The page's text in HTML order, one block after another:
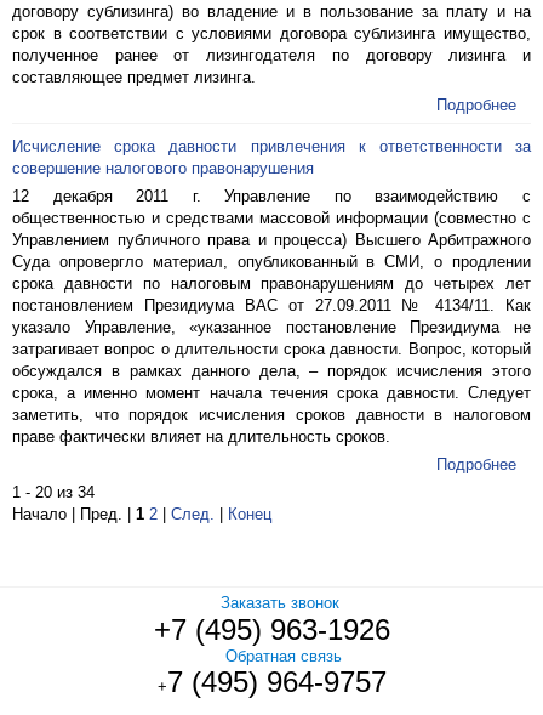
договору сублизинга) во владение и в пользование за плату и на
срок в соответствии с условиями договора сублизинга имущество,
полученное ранее от лизингодателя по договору лизинга и
составляющее предмет лизинга.
Подробнее
Исчисление срока давности привлечения к ответственности за
совершение налогового правонарушения
12 декабря 2011 г. Управление по взаимодействию с
общественностью и средствами массовой информации (совместно с
Управлением публичного права и процесса) Высшего Арбитражного
Суда опровергло материал, опубликованный в СМИ, о продлении
срока давности по налоговым правонарушениям до четырех лет
постановлением Президиума ВАС от 27.09.2011 № 4134/11. Как
указало Управление, «указанное постановление Президиума не
затрагивает вопрос о длительности срока давности. Вопрос, который
обсуждался в рамках данного дела, – порядок исчисления этого
срока, а именно момент начала течения срока давности. Следует
заметить, что порядок исчисления сроков давности в налоговом
праве фактически влияет на длительность сроков.
Подробнее
1 - 20 из 34
Начало | Пред. | 1 2 След. Конец
Заказать звонок
+7 (495) 963-1926
Обратная связь
+7 (495) 964-9757